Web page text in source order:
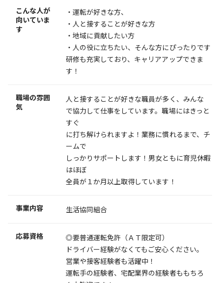
こんな人が
向いていま
す
・運転が好きな方、
・人と接することが好きな方
・地域に貢献したい方
・人の役に立ちたい、そんな方にぴったりです
研修も充実しており、キャリアアップできま
す！
職場の雰囲
気
人と接することが好きな職員が多く、みんな
で協力して仕事をしています。職場にはきっと
すぐ
に打ち解けられますよ！業務に慣れるまで、チ
ームで
しっかりサポートします！男女ともに育児休暇
はほぼ
全員が１か月以上取得しています！
事業内容 生活協同組合
応募資格
◎要普通運転免許（ＡＴ限定可）
ドライバー経験がなくてもご安心ください。
営業や接客経験者も活躍中！
運転手の経験者、宅配業界の経験者ももちろ